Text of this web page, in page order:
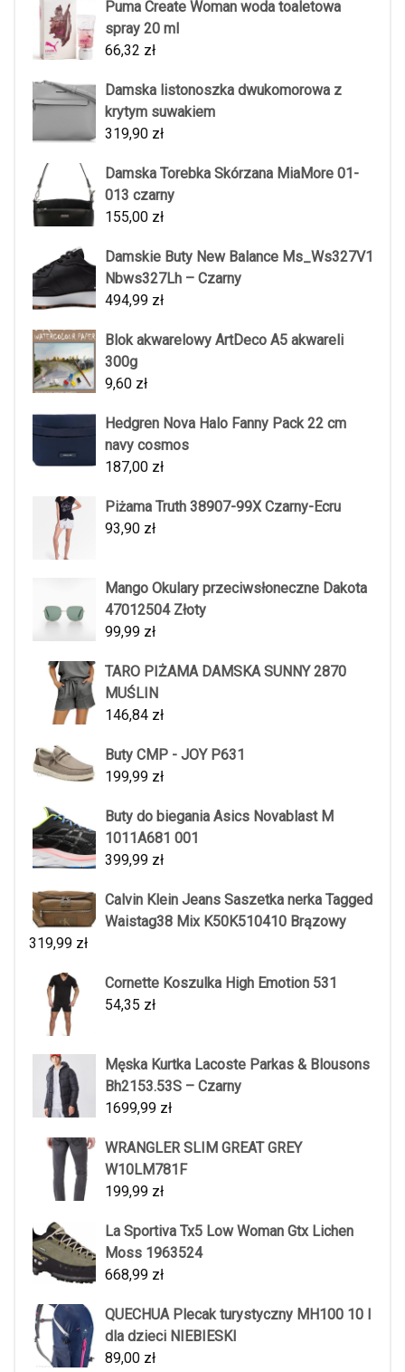
Puma Create Woman woda toaletowa
spray 20 ml
66,32 zł
Damska listonoszka dwukomorowa z
krytym suwakiem
319,90 zł
Damska Torebka Skórzana MiaMore 01-
013 czarny
155,00 zł
Damskie Buty New Balance Ms_Ws327V1
Nbws327Lh – Czarny
494,99 zł
Blok akwarelowy ArtDeco A5 akwareli
300g
9,60 zł
Hedgren Nova Halo Fanny Pack 22 cm
navy cosmos
187,00 zł
Piżama Truth 38907-99X Czarny-Ecru
93,90 zł
Mango Okulary przeciwsłoneczne Dakota
47012504 Złoty
99,99 zł
TARO PIŻAMA DAMSKA SUNNY 2870
MUŚLIN
146,84 zł
Buty CMP - JOY P631
199,99 zł
Buty do biegania Asics Novablast M
1011A681 001
399,99 zł
Calvin Klein Jeans Saszetka nerka Tagged
Waistag38 Mix K50K510410 Brązowy
319,99 zł
Cornette Koszulka High Emotion 531
54,35 zł
Męska Kurtka Lacoste Parkas & Blousons
Bh2153.53S – Czarny
1699,99 zł
WRANGLER SLIM GREAT GREY
W10LM781F
199,99 zł
La Sportiva Tx5 Low Woman Gtx Lichen
Moss 1963524
668,99 zł
QUECHUA Plecak turystyczny MH100 10 l
dla dzieci NIEBIESKI
89,00 zł